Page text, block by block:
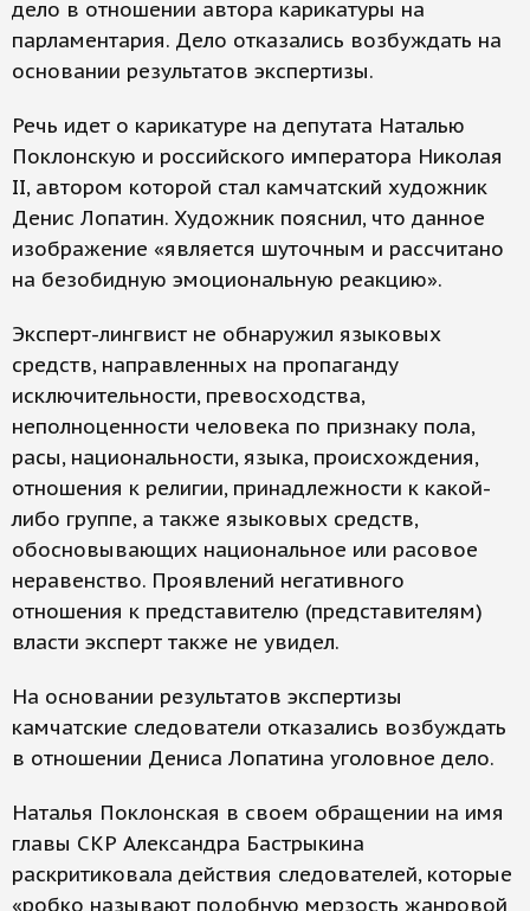
дело в отношении автора карикатуры на
парламентария. Дело отказались возбуждать на
основании результатов экспертизы.
Речь идет о карикатуре на депутата Наталью
Поклонскую и российского императора Николая
II, автором которой стал камчатский художник
Денис Лопатин. Художник пояснил, что данное
изображение «является шуточным и рассчитано
на безобидную эмоциональную реакцию».
Эксперт-лингвист не обнаружил языковых
средств, направленных на пропаганду
исключительности, превосходства,
неполноценности человека по признаку пола,
расы, национальности, языка, происхождения,
отношения к религии, принадлежности к какой-
либо группе, а также языковых средств,
обосновывающих национальное или расовое
неравенство. Проявлений негативного
отношения к представителю (представителям)
власти эксперт также не увидел.
На основании результатов экспертизы
камчатские следователи отказались возбуждать
в отношении Дениса Лопатина уголовное дело.
Наталья Поклонская в своем обращении на имя
главы СКР Александра Бастрыкина
раскритиковала действия следователей, которые
«робко называют подобную мерзость жанровой